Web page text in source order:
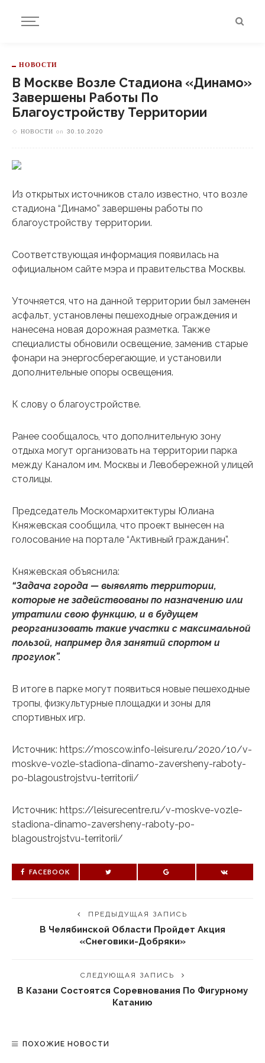
НОВОСТИ
В Москве Возле Стадиона «Динамо»
Завершены Работы По
Благоустройству Территории
НОВОСТИ on 30.10.2020
Из открытых источников стало известно, что возле
стадиона “Динамо” завершены работы по
благоустройству территории.
Соответствующая информация появилась на
официальном сайте мэра и правительства Москвы.
Уточняется, что на данной территории был заменен
асфальт, установлены пешеходные ограждения и
нанесена новая дорожная разметка. Также
специалисты обновили освещение, заменив старые
фонари на энергосберегающие, и установили
дополнительные опоры освещения.
К слову о благоустройстве.
Ранее сообщалось, что дополнительную зону
отдыха могут организовать на территории парка
между Каналом им. Москвы и Левобережной улицей
столицы.
Председатель Москомархитектуры Юлиана
Княжевская сообщила, что проект вынесен на
голосование на портале “Активный гражданин”.
Княжевская объяснила:
“Задача города — выявлять территории,
которые не задействованы по назначению или
утратили свою функцию, и в будущем
реорганизовать такие участки с максимальной
пользой, например для занятий спортом и
прогулок”.
В итоге в парке могут появиться новые пешеходные
тропы, физкультурные площадки и зоны для
спортивных игр.
Источник: https://moscow.info-leisure.ru/2020/10/v-
moskve-vozle-stadiona-dinamo-zaversheny-raboty-
po-blagoustrojstvu-territorii/
Источник: https://leisurecentre.ru/v-moskve-vozle-
stadiona-dinamo-zaversheny-raboty-po-
blagoustrojstvu-territorii/
FACEBOOK
ПРЕДЫДУЩАЯ ЗАПИСЬ
В Челябинской Области Пройдет Акция
«Снеговики-Добряки»
СЛЕДУЮЩАЯ ЗАПИСЬ
В Казани Состоятся Соревнования По Фигурному
Катанию
ПОХОЖИЕ НОВОСТИ